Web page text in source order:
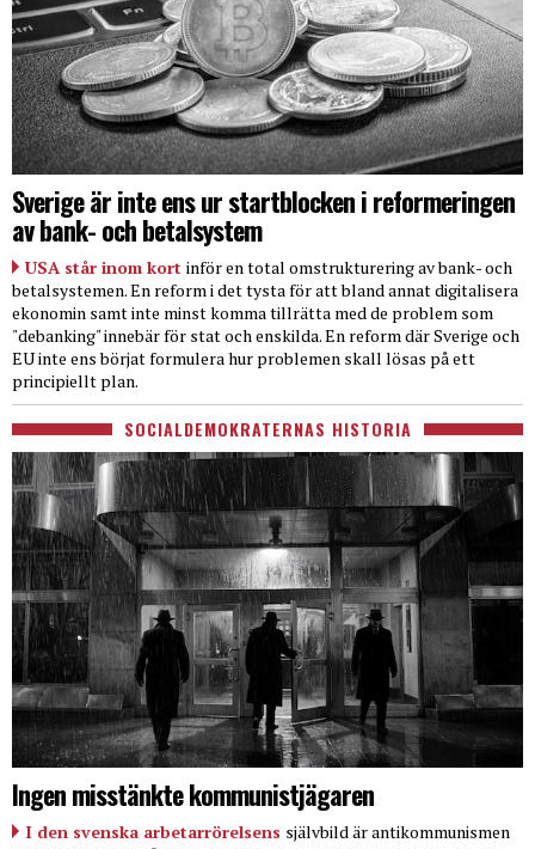
Sverige är inte ens ur startblocken i reformeringen
av bank- och betalsystem
USA står inom kort inför en total omstrukturering av bank- och
betalsystemen. En reform i det tysta för att bland annat digitalisera
ekonomin samt inte minst komma tillrätta med de problem som
"debanking" innebär för stat och enskilda. En reform där Sverige och
EU inte ens börjat formulera hur problemen skall lösas på ett
principiellt plan.
SOCIALDEMOKRATERNAS HISTORIA
Ingen misstänkte kommunistjägaren
I den svenska arbetarrörelsens självbild är antikommunismen